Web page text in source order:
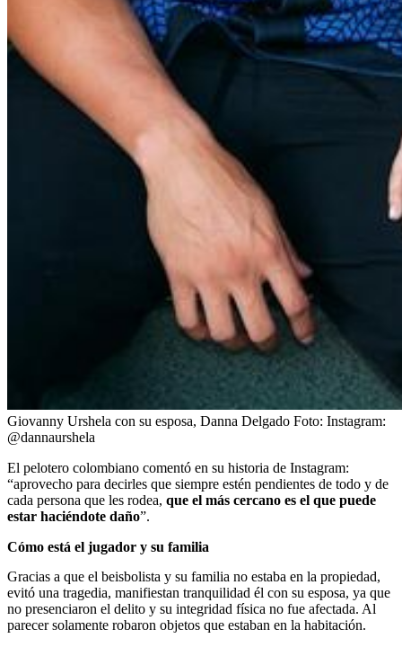
Giovanny Urshela con su esposa, Danna Delgado Foto: Instagram:
@dannaurshela
El pelotero colombiano comentó en su historia de Instagram:
“aprovecho para decirles que siempre estén pendientes de todo y de
cada persona que les rodea, que el más cercano es el que puede
estar haciéndote daño”.
Cómo está el jugador y su familia
Gracias a que el beisbolista y su familia no estaba en la propiedad,
evitó una tragedia, manifiestan tranquilidad él con su esposa, ya que
no presenciaron el delito y su integridad física no fue afectada. Al
parecer solamente robaron objetos que estaban en la habitación.